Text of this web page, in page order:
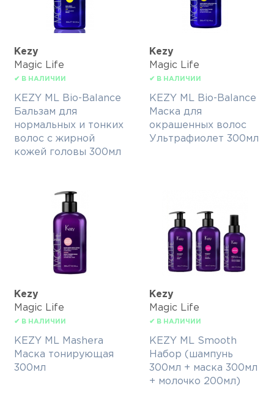
Kezy
Magic Life
✔ В НАЛИЧИИ
KEZY ML Bio-Balance
Бальзам для
нормальных и тонких
волос с жирной
кожей головы 300мл
Kezy
Magic Life
✔ В НАЛИЧИИ
KEZY ML Bio-Balance
Маска для
окрашенных волос
Ультрафиолет 300мл
Kezy
Magic Life
✔ В НАЛИЧИИ
KEZY ML Mashera
Маска тонирующая
300мл
Kezy
Magic Life
✔ В НАЛИЧИИ
KEZY ML Smooth
Набор (шампунь
300мл + маска 300мл
+ молочко 200мл)